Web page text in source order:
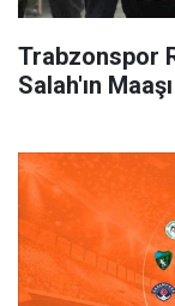
Trabzonspor
Salah'ın